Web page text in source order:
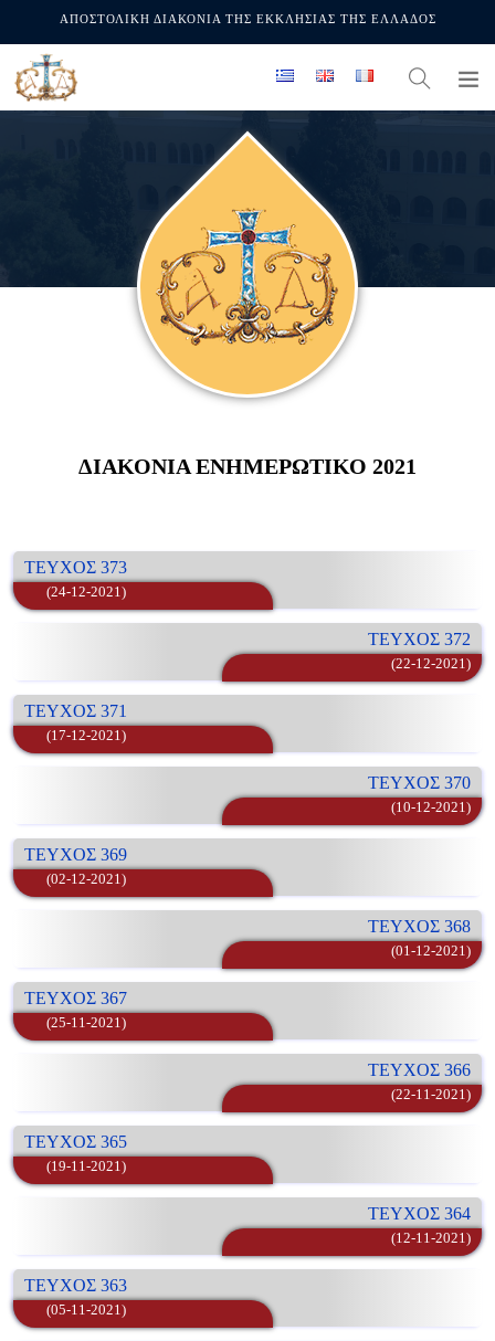
ΑΠΟΣΤΟΛΙΚΗ ΔΙΑΚΟΝΙΑ ΤΗΣ ΕΚΚΛΗΣΙΑΣ ΤΗΣ ΕΛΛΑΔΟΣ
ΔΙΑΚΟΝΙΑ ΕΝΗΜΕΡΩΤΙΚΟ 2021
ΤΕΥΧΟΣ 363
(05-11-2021)
ΤΕΥΧΟΣ 364
(12-11-2021)
ΤΕΥΧΟΣ 365
(19-11-2021)
ΤΕΥΧΟΣ 366
(22-11-2021)
ΤΕΥΧΟΣ 367
(25-11-2021)
ΤΕΥΧΟΣ 368
(01-12-2021)
ΤΕΥΧΟΣ 369
(02-12-2021)
ΤΕΥΧΟΣ 370
(10-12-2021)
ΤΕΥΧΟΣ 371
(17-12-2021)
ΤΕΥΧΟΣ 372
(22-12-2021)
ΤΕΥΧΟΣ 373
(24-12-2021)